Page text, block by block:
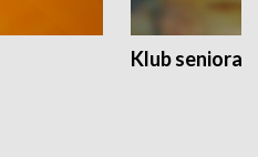
Klub seniora